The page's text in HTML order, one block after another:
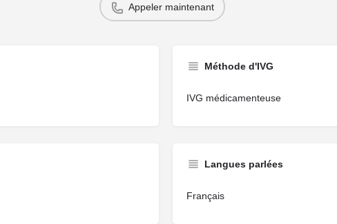
Appeler maintenant
Méthode d'IVG
IVG médicamenteuse
Langues parlées
Français